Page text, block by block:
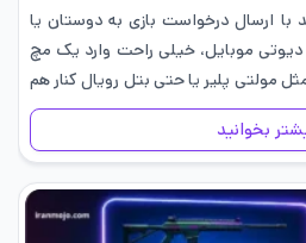
با ارسال درخواست بازی به دوستان یا
دیوتی موبایل، خیلی راحت وارد یک مچ
مولتی پلیر یا حتی بتل رویال کنار هم
بخوانید